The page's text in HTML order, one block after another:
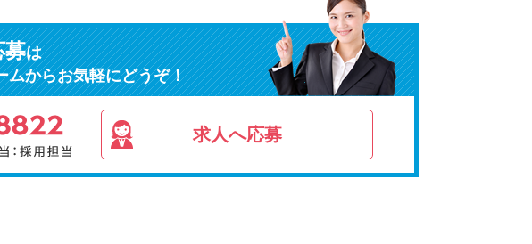
募は
ムからお気軽にどうぞ！
求人へ応募